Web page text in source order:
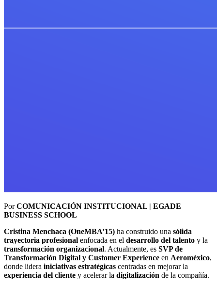
PorCOMUNICACIÓN INSTITUCIONAL | EGADE
BUSINESS SCHOOL
Cristina Menchaca (OneMBA’15) ha construido una sólida
trayectoria profesional enfocada en el desarrollo del talento y la
transformación organizacional. Actualmente, es SVP de
Transformación Digital y Customer Experience en Aeroméxico,
donde lidera iniciativas estratégicas centradas en mejorar la
experiencia del cliente y acelerar la digitalización de la compañía.